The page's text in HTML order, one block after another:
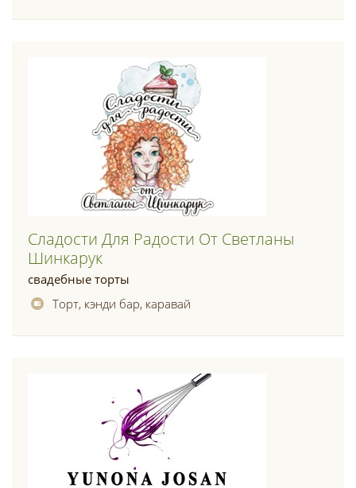
Сладости Для Радости От Светланы
Шинкарук
свадебные торты
Торт, кэнди бар, каравай